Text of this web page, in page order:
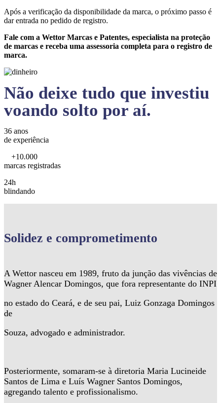
Após a verificação da disponibilidade da marca, o próximo passo é
dar entrada no pedido de registro.
Fale com a Wettor Marcas e Patentes, especialista na proteção
de marcas e receba uma assessoria completa para o registro de
marca.
Não deixe tudo que investiu
voando solto por aí.
36 anos
de experiência
+10.000
marcas registradas
24h
blindando
Solidez e comprometimento
A Wettor nasceu em 1989, fruto da junção das vivências de
Wagner Alencar Domingos, que fora representante do INPI
no estado do Ceará, e de seu pai, Luiz Gonzaga Domingos
de
Souza, advogado e administrador.
Posteriormente, somaram-se à diretoria Maria Lucineide
Santos de Lima e Luís Wagner Santos Domingos,
agregando talento e profissionalismo.